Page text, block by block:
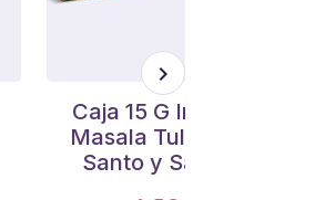
Caja 15 G Incienso
Masala Tulasi Palo
Santo y Sándalo